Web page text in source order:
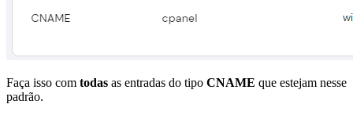
Faça isso com todas as entradas do tipo CNAME que estejam nesse
padrão.